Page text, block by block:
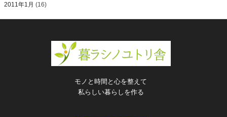
2011年1月 (16)
モノと時間と心を整えて
私らしい暮らしを作る